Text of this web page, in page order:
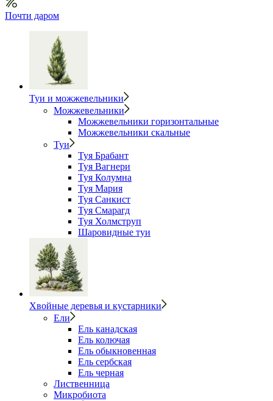
Почти даром
Туи и можжевельники
Можжевельники
Можжевельники горизонтальные
Можжевельники скальные
Туи
Туя Брабант
Туя Вагнери
Туя Колумна
Туя Мария
Туя Санкист
Туя Смарагд
Туя Холмструп
Шаровидные туи
Хвойные деревья и кустарники
Ели
Ель канадская
Ель колючая
Ель обыкновенная
Ель сербская
Ель черная
Лиственница
Микробиота